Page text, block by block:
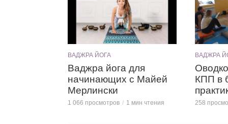
ВАДЖРА ЙОГА
Ваджра йога для
начинающих с Майей
Мерлински
1 066 просмотров 1 мин чтения
ВАДЖРА
КПП в
258